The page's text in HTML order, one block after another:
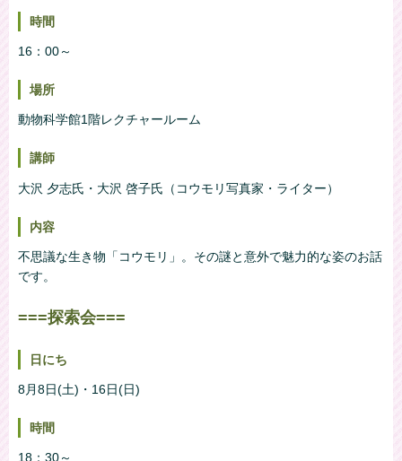
時間
16：00～
場所
動物科学館1階レクチャールーム
講師
大沢 夕志氏・大沢 啓子氏（コウモリ写真家・ライター）
内容
不思議な生き物「コウモリ」。その謎と意外で魅力的な姿のお話
です。
===探索会===
日にち
8月8日(土)・16日(日)
時間
18：30～